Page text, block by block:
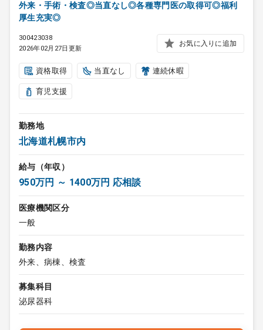
外来・手術・検査◎当直なし◎各種専門医の取得可◎福利
厚生充実◎
300423038
2026年02月27日更新
お気に入りに追加
資格取得 当直なし 連続休暇
育児支援
勤務地
北海道札幌市内
給与（年収）
950万円 ～ 1400万円 応相談
医療機関区分
一般
勤務内容
外来、病棟、検査
募集科目
泌尿器科